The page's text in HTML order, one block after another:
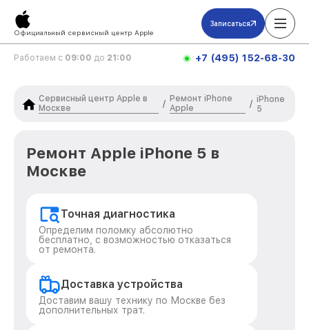
Официальный сервисный центр Apple
Записаться
Работаем с 09:00 до 21:00 +7 (495) 152-68-30
Сервисный центр Apple в
Москве
/
Ремонт iPhone
Apple
/ iPhone
5
Ремонт Apple iPhone 5 в
Москве
Точная диагностика
Определим поломку абсолютно
бесплатно, с возможностью отказаться
от ремонта.
Доставка устройства
Доставим вашу технику по Москве без
дополнительных трат.